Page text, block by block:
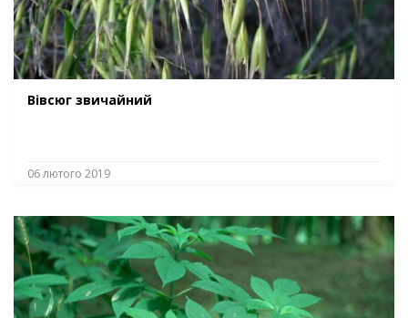
Вівсюг звичайний
06 лютого 2019